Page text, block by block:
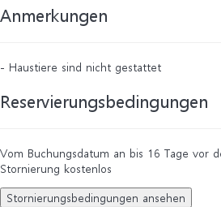
Anmerkungen
- Haustiere sind nicht gestattet
Reservierungsbedingungen
Vom Buchungsdatum an bis 16 Tage vor
Stornierung kostenlos
Stornierungsbedingungen ansehen